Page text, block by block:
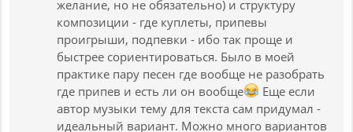
желание, но не обязательно) и структуру
композиции - где куплеты, припевы
проигрыши, подпевки - ибо так проще и
быстрее сориентироваться. Было в моей
практике пару песен где вообще не разобрать
где припев и есть ли он вообще
Еще если
автор музыки тему для текста сам придумал -
идеальный вариант. Можно много вариантов